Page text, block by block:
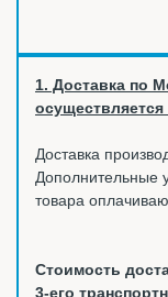
1. Доставка по
Доставка
Дополнительные
товара
Стоимость
3-его